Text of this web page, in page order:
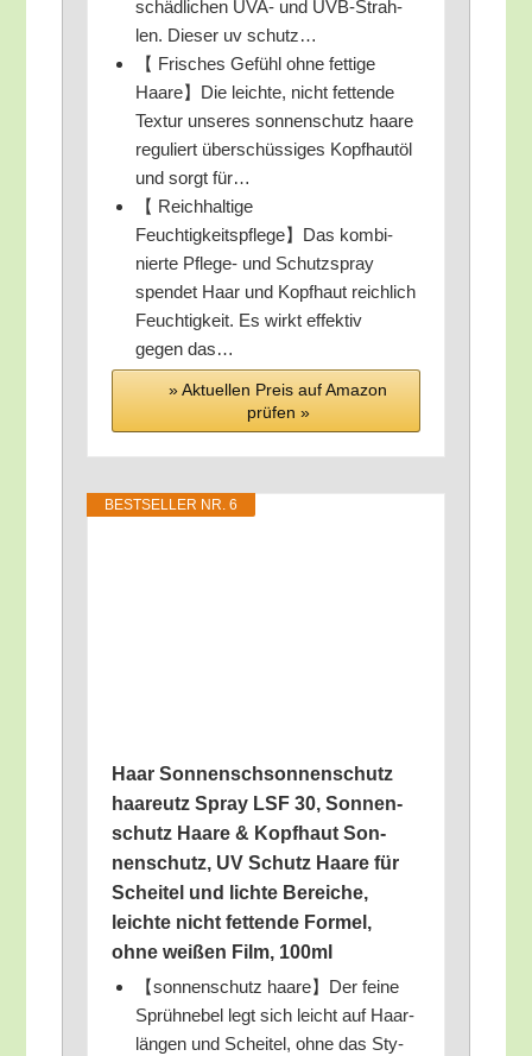
schäd­li­chen UVA- und UVB-Strah­
len. Die­ser uv schutz…
【 Fri­sches Gefühl ohne fet­ti­ge
Haare】Die leich­te, nicht fet­ten­de
Tex­tur unse­res son­nen­schutz haa­re
regu­liert über­schüs­si­ges Kopf­haut­öl
und sorgt für…
【 Reich­hal­ti­ge
Feuchtigkeitspflege】Das kom­bi­
nier­te Pfle­ge- und Schutz­spray
spen­det Haar und Kopf­haut reich­lich
Feuch­tig­keit. Es wirkt effek­tiv
gegen das…
» Aktu­el­len Preis auf Ama­zon
prü­fen »
BEST­SEL­LER NR. 6
Haar Son­nensch­son­nen­schutz
haa­reutz Spray LSF 30, Son­nen­
schutz Haa­re & Kopf­haut Son­
nen­schutz, UV Schutz Haa­re für
Schei­tel und lich­te Berei­che,
leich­te nicht fet­ten­de For­mel,
ohne wei­ßen Film, 100ml
【son­nen­schutz haare】Der fei­ne
Sprüh­ne­bel legt sich leicht auf Haar­
län­gen und Schei­tel, ohne das Sty­